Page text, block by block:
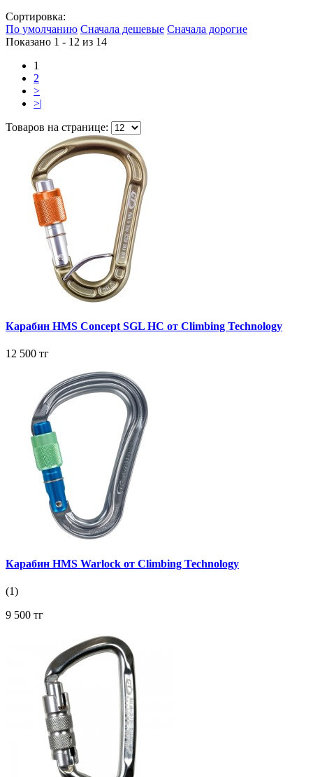
Сортировка:
По умолчанию Сначала дешевые Сначала дорогие
Показано 1 - 12 из 14
1
2
>
>|
Товаров на странице:
Карабин HMS Concept SGL HC от Climbing Technology
12 500 тг
Карабин HMS Warlock от Climbing Technology
(1)
9 500 тг